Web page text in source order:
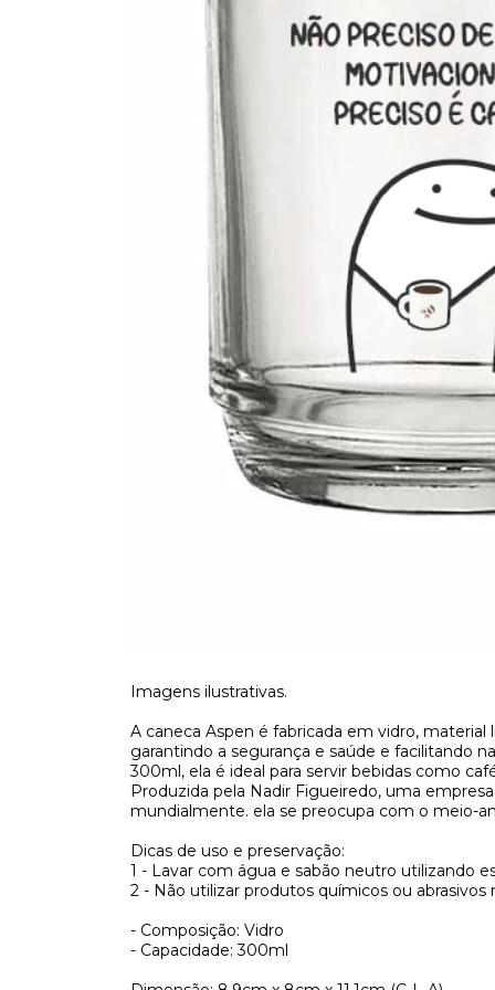
Imagens ilustrativas.
A caneca Aspen é fabricada em vidro,
garantindo a segurança e saúde e facilitando
300ml, ela é ideal para servir bebidas como
Produzida pela Nadir Figueiredo, uma
mundialmente. ela se preocupa com o meio-
Dicas de uso e preservação:
1 - Lavar com água e sabão neutro utilizando
2 - Não utilizar produtos químicos ou abrasivos
- Composição: Vidro
- Capacidade: 300ml